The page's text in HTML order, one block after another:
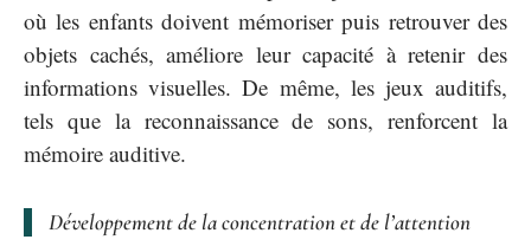
où les enfants doivent mémoriser puis retrouver des
objets cachés, améliore leur capacité à retenir des
informations visuelles. De même, les jeux auditifs,
tels que la reconnaissance de sons, renforcent la
mémoire auditive.
Développement de la concentration et de l’attention